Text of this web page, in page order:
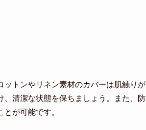
トンやリネン素材のカバーは肌触りが
、清潔な状態を保ちましょう。また、防
が可能です。